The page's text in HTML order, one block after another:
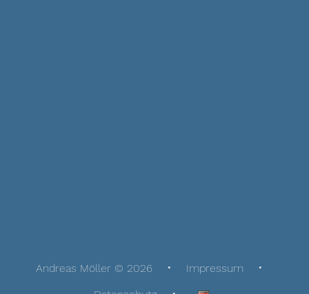
Andreas Möller © 2026
Impressum